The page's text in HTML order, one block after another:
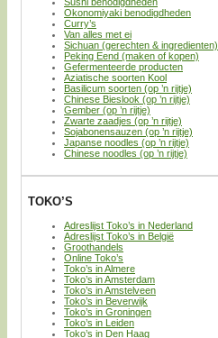
Okonomiyaki benodigdheden
Curry’s
Van alles met ei
Sichuan (gerechten & ingredienten)
Peking Eend (maken of kopen)
Gefermenteerde producten
Aziatische soorten Kool
Basilicum soorten (op ’n rijtje)
Chinese Bieslook (op ’n rijtje)
Gember (op ’n rijtje)
Zwarte zaadjes (op ’n rijtje)
Sojabonensauzen (op ’n rijtje)
Japanse noodles (op ’n rijtje)
Chinese noodles (op ’n rijtje)
TOKO’S
Adreslijst Toko’s in Nederland
Adreslijst Toko’s in België
Groothandels
Online Toko’s
Toko’s in Almere
Toko’s in Amsterdam
Toko’s in Amstelveen
Toko’s in Beverwijk
Toko’s in Groningen
Toko’s in Leiden
Toko’s in Den Haag